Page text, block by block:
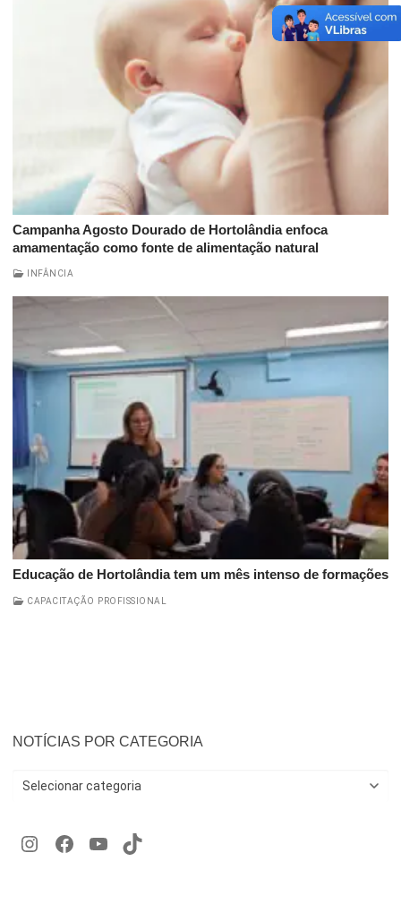
Campanha Agosto Dourado de Hortolândia enfoca
amamentação como fonte de alimentação natural
INFÂNCIA
Educação de Hortolândia tem um mês intenso de formações
CAPACITAÇÃO PROFISSIONAL
NOTÍCIAS POR CATEGORIA